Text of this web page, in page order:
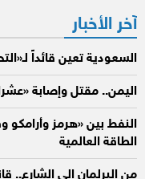
آخر الأخبار
السعودية تعين قائداً
اليمن.. مقتل وإصابة
النفط بين «هرمز وأرامكو
الطاقة العالمية
من البرلمان إلى الشارع..